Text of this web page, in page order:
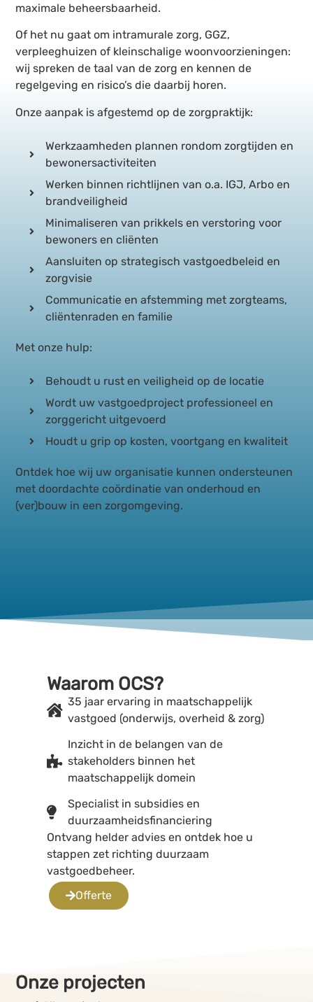
maximale beheersbaarheid.
Of het nu gaat om intramurale zorg, GGZ,
verpleeghuizen of kleinschalige woonvoorzieningen:
wij spreken de taal van de zorg en kennen de
regelgeving en risico’s die daarbij horen.
Onze aanpak is afgestemd op de zorgpraktijk:
Werkzaamheden plannen rondom zorgtijden en
bewonersactiviteiten
Werken binnen richtlijnen van o.a. IGJ, Arbo en
brandveiligheid
Minimaliseren van prikkels en verstoring voor
bewoners en cliënten
Aansluiten op strategisch vastgoedbeleid en
zorgvisie
Communicatie en afstemming met zorgteams,
cliëntenraden en familie
Met onze hulp:
Behoudt u rust en veiligheid op de locatie
Wordt uw vastgoedproject professioneel en
zorggericht uitgevoerd
Houdt u grip op kosten, voortgang en kwaliteit
Ontdek hoe wij uw organisatie kunnen ondersteunen
met doordachte coördinatie van onderhoud en
(ver)bouw in een zorgomgeving.
Waarom OCS?
35 jaar ervaring in maatschappelijk
vastgoed (onderwijs, overheid & zorg)
Inzicht in de belangen van de
stakeholders binnen het
maatschappelijk domein
Specialist in subsidies en
duurzaamheidsfinanciering
Ontvang helder advies en ontdek hoe u
stappen zet richting duurzaam
vastgoedbeheer.
Offerte
Onze projecten